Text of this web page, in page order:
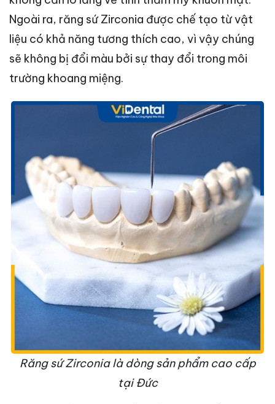
Ngoài ra, răng sứ Zirconia được chế tạo từ vật
liệu có khả năng tương thích cao, vì vậy chúng
sẽ không bị đổi màu bởi sự thay đổi trong môi
trường khoang miệng.
Răng sứ Zirconia là dòng sản phẩm cao cấp
tại Đức